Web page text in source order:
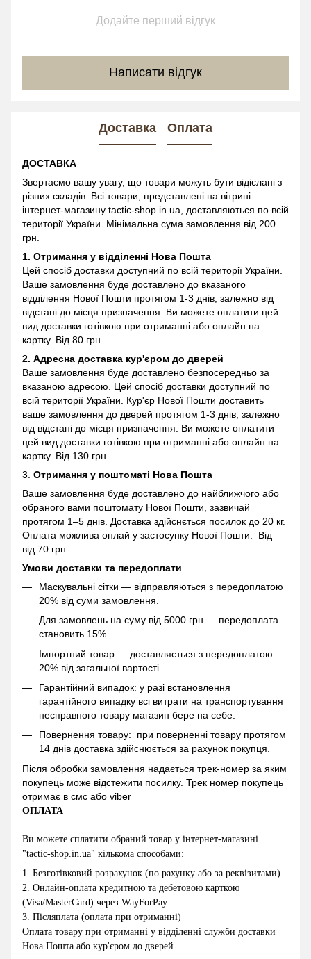
Додайте перший відгук
Написати відгук
Доставка Оплата
ДОСТАВКА
Звертаємо вашу увагу, що товари можуть бути відіслані з
різних складів. Всі товари, представлені на вітрині
інтернет-магазину tactic-shop.in.ua, доставляються по всій
території України. Мінімальна сума замовлення від 200
грн.
1. Отримання у відділенні Нова Пошта
Цей спосіб доставки доступний по всій території України.
Ваше замовлення буде доставлено до вказаного
відділення Нової Пошти протягом 1-3 днів, залежно від
відстані до місця призначення. Ви можете оплатити цей
вид доставки готівкою при отриманні або онлайн на
картку. Від 80 грн.
2. Адресна доставка кур'єром до дверей
Ваше замовлення буде доставлено безпосередньо за
вказаною адресою. Цей спосіб доставки доступний по
всій території України. Кур'єр Нової Пошти доставить
ваше замовлення до дверей протягом 1-3 днів, залежно
від відстані до місця призначення. Ви можете оплатити
цей вид доставки готівкою при отриманні або онлайн на
картку. Від 130 грн
3. Отримання у поштоматі Нова Пошта
Ваше замовлення буде доставлено до найближчого або
обраного вами поштомату Нової Пошти, зазвичай
протягом 1–5 днів. Доставка здійснється посилок до 20 кг.
Оплата можлива онлай у застосунку Нової Пошти. Від —
від 70 грн.
Умови доставки та передоплати
Маскувальні сітки — відправляються з передоплатою
20% від суми замовлення.
Для замовлень на суму від 5000 грн — передоплата
становить 15%
Імпортний товар — доставляється з передоплатою
20% від загальної вартості.
Гарантійний випадок: у разі встановлення
гарантійного випадку всі витрати на транспортування
несправного товару магазин бере на себе.
Повернення товару: при поверненні товару протягом
14 днів доставка здійснюється за рахунок покупця.
Після обробки замовлення надається трек-номер за яким
покупець може відстежити посилку. Трек номер покупець
отримає в смс або viber
ОПЛАТА
Ви можете сплатити обраний товар у інтернет-магазині
"tactic-shop.in.ua" кількома способами:
1. Безготівковий розрахунок (по рахунку або за реквізитами)
2 Онлайн-оплата кредитною та дебетовою карткою
(Visa/MasterCard) через WayForPay
3. Післяплата (оплата при отриманні)
Оплата товару при отриманні у відділенні служби доставки
Нова Пошта або кур'єром до дверей